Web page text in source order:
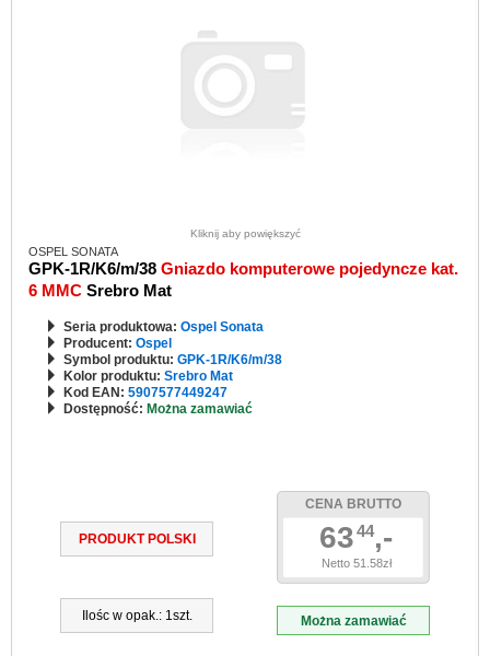
Kliknij aby powiększyć
OSPEL SONATA
GPK-1R/K6/m/38 Gniazdo komputerowe pojedyncze kat.
6 MMC Srebro Mat
Seria produktowa: Ospel Sonata
Producent: Ospel
Symbol produktu: GPK-1R/K6/m/38
Kolor produktu: Srebro Mat
Kod EAN: 5907577449247
Dostępność: Można zamawiać
PRODUKT POLSKI
Ilośc w opak.: 1szt.
CENA BRUTTO
6344,-
Netto 51.58zł
Można zamawiać